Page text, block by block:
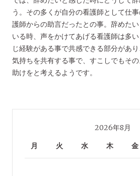
う。その多くが自分の看護師として仕
護師からの助言だったとの事。辞めた
いる時、声をかけてあげる看護師は多
じ経験がある事で共感できる部分があ
気持ちを共有する事で、すこしでもそ
助けをと考えるようです。
2026年8月
月
火 水 木 金